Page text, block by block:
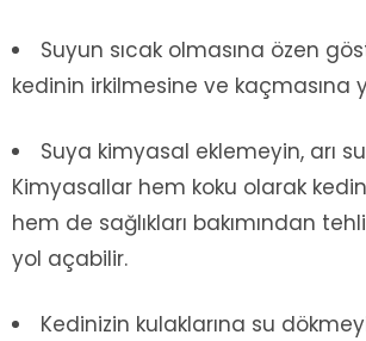
Suyun sıcak olmasına özen
kedinin irkilmesine ve kaçmasına
Suya kimyasal eklemeyin, arı
Kimyasallar hem koku olarak
hem de sağlıkları bakımından
yol açabilir.
Kedinizin kulaklarına su